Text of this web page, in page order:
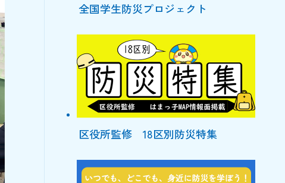
全国学生防災プロジェクト
区役所監修 18区別防災特集